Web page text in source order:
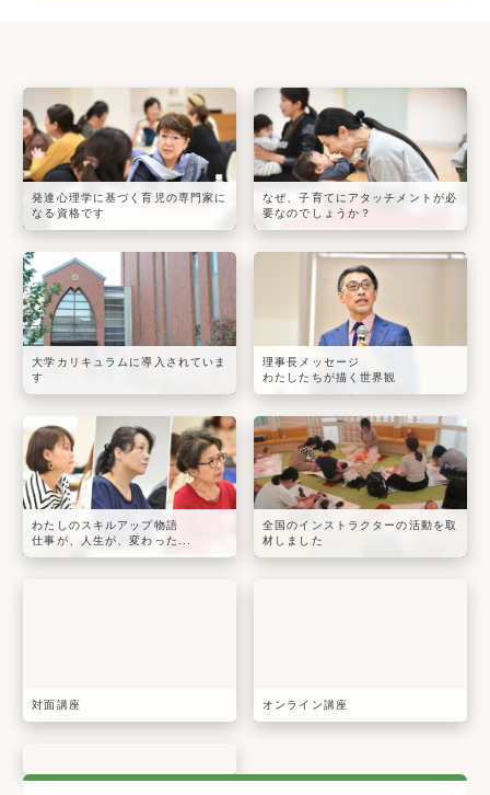
発達心理学に基づく育児の専門家に
なる資格です
なぜ、子育てにアタッチメントが必
要なのでしょうか？
大学カリキュラムに導入されていま
す
理事長メッセージ
わたしたちが描く世界観
わたしのスキルアップ物語
仕事が、人生が、変わった...
全国のインストラクターの活動を取
材しました
対面講座 オンライン講座